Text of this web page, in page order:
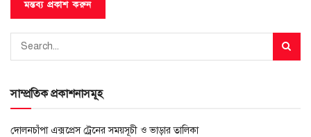
সাম্প্রতিক প্রকাশনাসমূহ
দোলনচাঁপা এক্সপ্রেস ট্রেনের সময়সূচী ও ভাড়ার তালিকা